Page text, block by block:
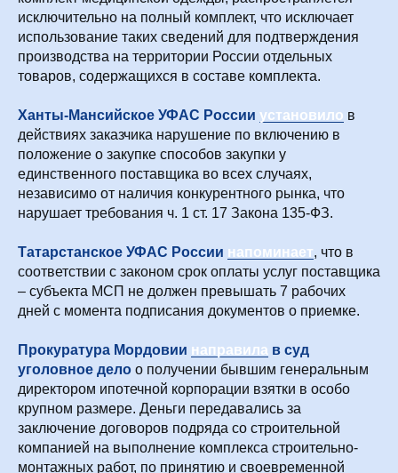
исключительно на полный комплект, что исключает
использование таких сведений для подтверждения
производства на территории России отдельных
товаров, содержащихся в составе комплекта.
Ханты-Мансийское УФАС России установило в
действиях заказчика нарушение по включению в
положение о закупке способов закупки у
единственного поставщика во всех случаях,
независимо от наличия конкурентного рынка, что
нарушает требования ч. 1 ст. 17 Закона 135-ФЗ.
Татарстанское УФАС России напоминает, что в
соответствии с законом срок оплаты услуг поставщика
– субъекта МСП не должен превышать 7 рабочих
дней с момента подписания документов о приемке.
Прокуратура Мордовии направила в суд
уголовное дело о получении бывшим генеральным
директором ипотечной корпорации взятки в особо
крупном размере. Деньги передавались за
заключение договоров подряда со строительной
компанией на выполнение комплекса строительно-
монтажных работ, по принятию и своевременной